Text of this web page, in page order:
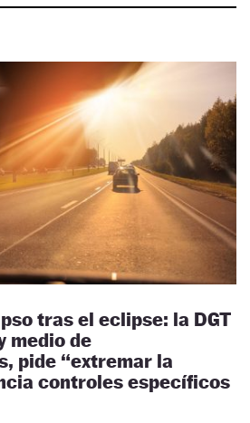
tras el eclipse: la DGT
medio de
pide “extremar la
controles específicos